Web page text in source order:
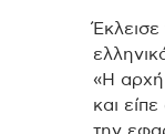
Έκλεισε
«Η αρχή
και